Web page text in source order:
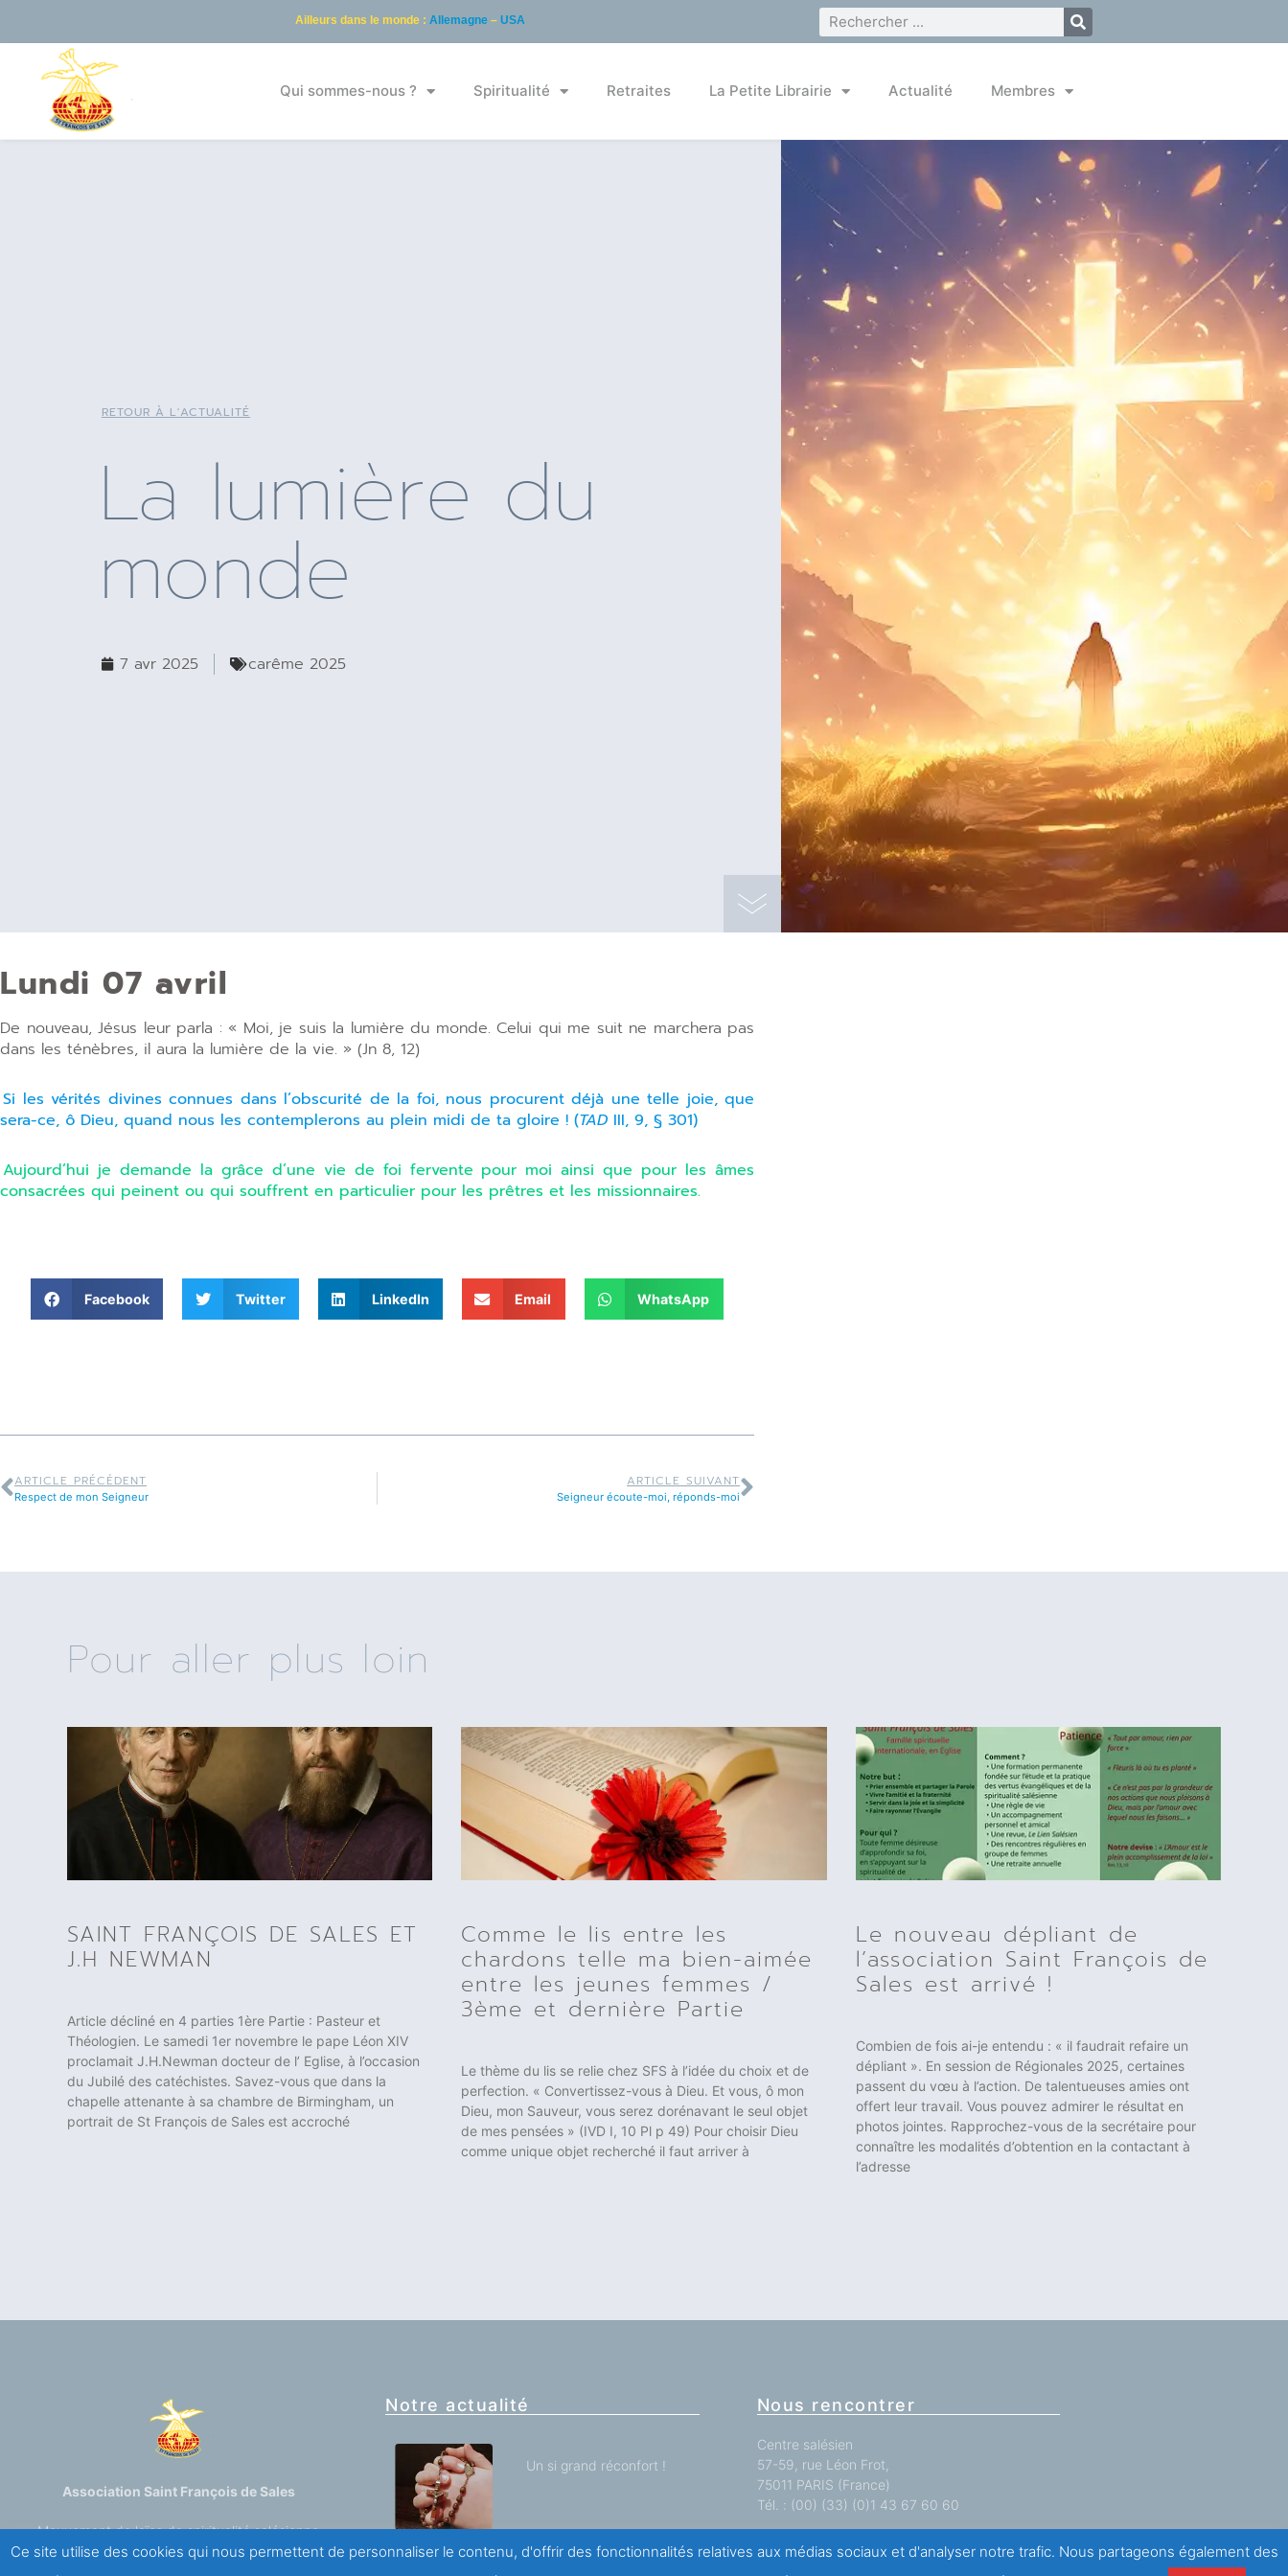
Ailleurs dans le monde : Allemagne– USA
Qui sommes-nous ? Spiritualité Retraites La Petite Librairie Actualité Membres
RETOUR À L'ACTUALITÉ
La lumière du
monde
7 avr 2025 carême 2025
Lundi 07 avril
De nouveau, Jésus leur parla : « Moi, je suis la lumière du monde. Celui qui me suit ne marchera pas
dans les ténèbres, il aura la lumière de la vie. » (Jn 8, 12)
Si les vérités divines connues dans l’obscurité de la foi, nous procurent déjà une telle joie, que
sera-ce, ô Dieu, quand nous les contemplerons au plein midi de ta gloire ! (TAD III, 9, § 301)
Aujourd’hui je demande la grâce d’une vie de foi fervente pour moi ainsi que pour les âmes
consacrées qui peinent ou qui souffrent en particulier pour les prêtres et les missionnaires.
Facebook Twitter LinkedIn Email WhatsApp
ARTICLE PRÉCÉDENT
Respect de mon Seigneur
ARTICLE SUIVANT
Seigneur écoute-moi, réponds-moi
Pour aller plus loin
SAINT FRANÇOIS DE SALES ET
J.H NEWMAN
Article décliné en 4 parties 1ère Partie : Pasteur et
Théologien. Le samedi 1er novembre le pape Léon XIV
proclamait J.H.Newman docteur de l’ Eglise, à l’occasion
du Jubilé des catéchistes. Savez-vous que dans la
chapelle attenante à sa chambre de Birmingham, un
portrait de St François de Sales est accroché
Comme le lis entre les
chardons telle ma bien-aimée
entre les jeunes femmes /
3ème et dernière Partie
Le thème du lis se relie chez SFS à l’idée du choix et de
perfection. « Convertissez-vous à Dieu. Et vous, ô mon
Dieu, mon Sauveur, vous serez dorénavant le seul objet
de mes pensées » (IVD I, 10 Pl p 49) Pour choisir Dieu
comme unique objet recherché il faut arriver à
Le nouveau dépliant de
l’association Saint François de
Sales est arrivé !
Combien de fois ai-je entendu : « il faudrait refaire un
dépliant ». En session de Régionales 2025, certaines
passent du vœu à l’action. De talentueuses amies ont
offert leur travail. Vous pouvez admirer le résultat en
photos jointes. Rapprochez-vous de la secrétaire pour
connaître les modalités d’obtention en la contactant à
l’adresse
Association Saint François de Sales
Mouvement de laïcs de spiritualité salésienne
Notre actualité
Un si grand réconfort !
Nous rencontrer
Centre salésien
57-59, rue Léon Frot,
75011 PARIS (France)
Tél. : (00) (33) (0)1 43 67 60 60
Toutes nos implantationsici.
Ce site utilise des cookies qui nous permettent de personnaliser le contenu, d'offrir des fonctionnalités relatives aux médias sociaux et d'analyser notre trafic. Nous partageons également des